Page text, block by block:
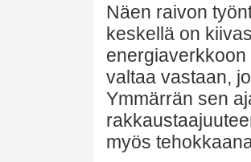
Näen raivon
keskellä on
valtaa vastaan,
Ymmärrän sen
myös